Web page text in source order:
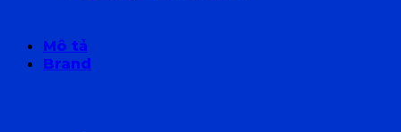
Mô tả
Brand